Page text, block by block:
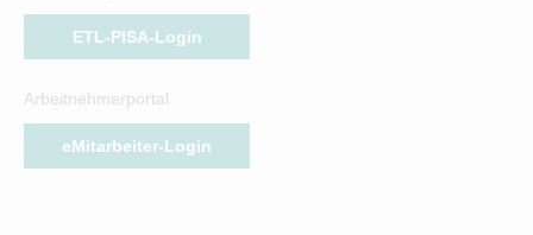
ETL-PISA-Login
Arbeitnehmerportal
eMitarbeiter-Login